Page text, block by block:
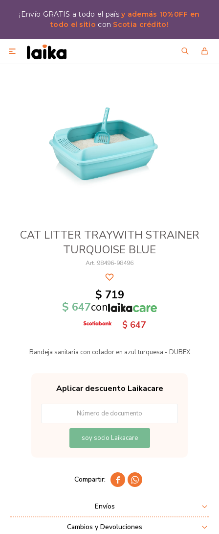
¡Envío GRATIS a todo el paísy además 10%0FF en
todo el sitio con Scotia crédito!

CAT LITTER TRAYWITH STRAINER
TURQUOISE BLUE
98496-98496
$ 719
$ 647con
$ 647
Bandeja sanitaria con colador en azul turquesa - DUBEX
Aplicar descuento Laikacare
soy socio Laikacare
 
Envíos
Cambios y Devoluciones